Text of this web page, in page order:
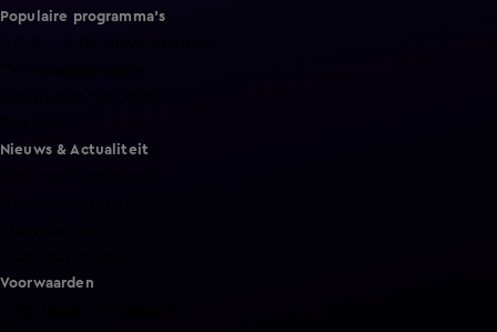
Populaire programma's
Nieuws & Actualiteit
Voorwaarden